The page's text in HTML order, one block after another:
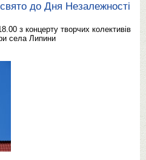
до Дня Незалежності
з концерту творчих колективів
села Липини